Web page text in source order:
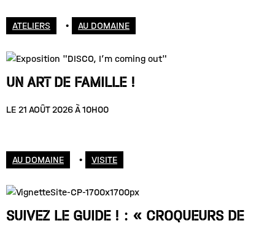
ATELIERS • AU DOMAINE
UN ART DE FAMILLE !
LE 21 AOÛT 2026 À 10H00
AU DOMAINE • VISITE
SUIVEZ LE GUIDE ! : « CROQUEURS DE